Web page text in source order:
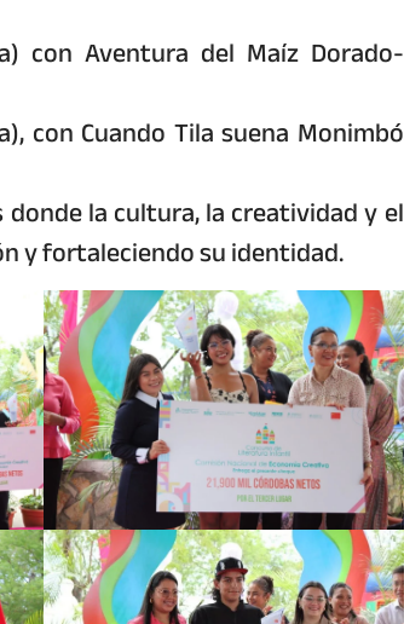
con Aventura del Maíz Dorado-
con Cuando Tila suena Monimbó
la cultura, la creatividad y el
y fortaleciendo su identidad.